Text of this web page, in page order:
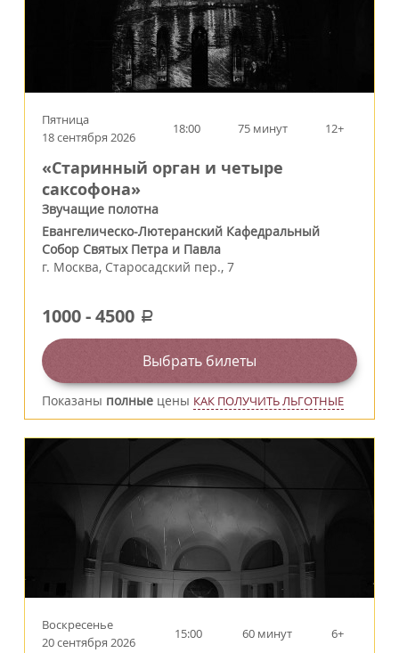
Пятница
18 сентября 2026
18:00 75 минут 12+
«Старинный орган и четыре
саксофона»
Звучащие полотна
Евангелическо-Лютеранский Кафедральный
Собор Святых Петра и Павла
г. Москва, Старосадский пер., 7
1000-4500 a
Выбрать билеты
Показаны полные цены КАК ПОЛУЧИТЬ ЛЬГОТНЫЕ
Воскресенье
20 сентября 2026
15:00 60 минут 6+